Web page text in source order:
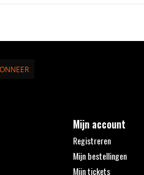
Mijn account
Registreren
Mijn bestellingen
Mijn tickets